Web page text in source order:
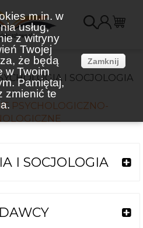
m.in. w
usług,
z witryny
Twojej
że będą
w Twoim
Pamiętaj,
zmienić te
Zamknij
I SOCJOLOGIA
PSYCHOLOGICZNO-
I SOCJOLOGIA